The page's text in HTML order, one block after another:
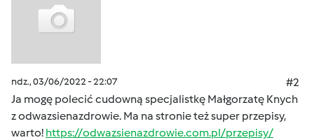
ndz., 03/06/2022 - 22:07
#2
Ja mogę polecić cudowną specjalistkę Małgorzatę Knych
z odwazsienazdrowie. Ma na stronie też super przepisy,
warto! https://odwazsienazdrowie.com.pl/przepisy/